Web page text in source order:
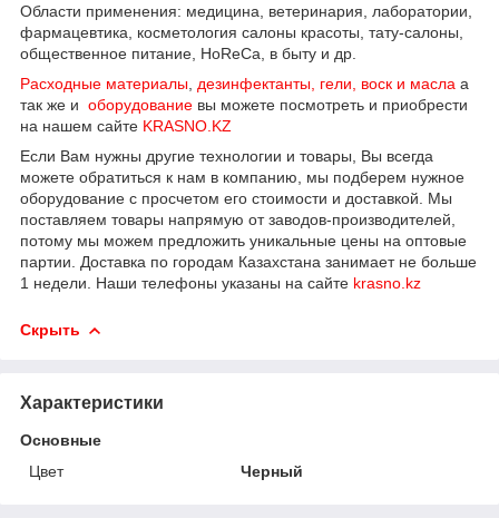
Области применения: медицина, ветеринария, лаборатории,
фармацевтика, косметология салоны красоты, тату-салоны,
общественное питание, HoReCa, в быту и др.
Расходные материалы дезинфектанты, гели, воск и масла а
так же и оборудование вы можете посмотреть и приобрести
на нашем сайте KRASNO.KZ
Если Вам нужны другие технологии и товары, Вы всегда
можете обратиться к нам в компанию, мы подберем нужное
оборудование с просчетом его стоимости и доставкой. Мы
поставляем товары напрямую от заводов-производителей,
потому мы можем предложить уникальные цены на оптовые
партии. Доставка по городам Казахстана занимает не больше
1 недели. Наши телефоны указаны на сайте krasno.kz
Скрыть
Характеристики
Основные
Цвет
Черный